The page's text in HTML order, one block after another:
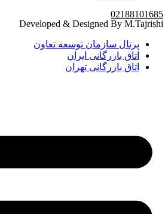
02188101685
Developed & Designed By M.Tajrishi
پرتال سازمان توسعه تعاون
اتاق بازرگانی ایران
اتاق بازرگانی تهران